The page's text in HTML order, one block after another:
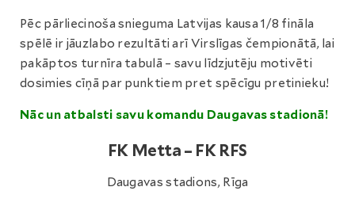
Pēc pārliecinoša snieguma Latvijas kausa 1/8 fināla
spēlē ir jāuzlabo rezultāti arī Virslīgas čempionātā, lai
pakāptos turnīra tabulā – savu līdzjutēju motivēti
dosimies cīņā par punktiem pret spēcīgu pretinieku!
Nāc un atbalsti savu komandu Daugavas stadionā!
FK Metta – FK RFS
Daugavas stadions, Rīga